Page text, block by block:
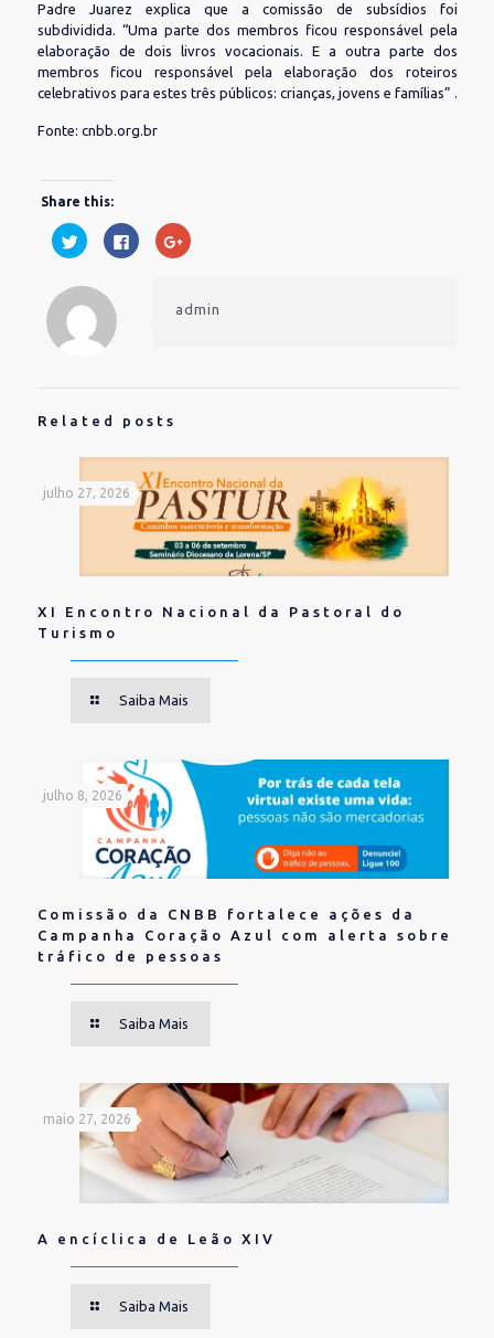
Padre Juarez explica que a comissão de subsídios foi
subdividida. “Uma parte dos membros ficou responsável pela
elaboração de dois livros vocacionais. E a outra parte dos
membros ficou responsável pela elaboração dos roteiros
celebrativos para estes três públicos: crianças, jovens e famílias” .
Fonte: cnbb.org.br
Share this:
Clique
para
compartilhar
Twitter(abre
em
nova
janela)
Clique
para
compartilhar
Compartilhe
no
nova
janela)
admin
Related posts
julho 27, 2026
XI Encontro Nacional da Pastoral do
Turismo
Saiba Mais
julho 8, 2026
Comissão da CNBB fortalece ações da
Campanha Coração Azul com alerta sobre
tráfico de pessoas
Saiba Mais
maio 27, 2026
A encíclica de Leão XIV
Saiba Mais